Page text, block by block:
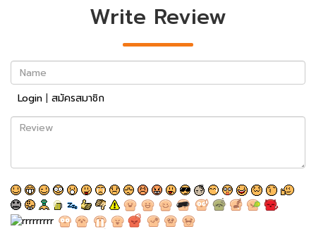
Write Review
Name
Login | สมัครสมาชิก
Review